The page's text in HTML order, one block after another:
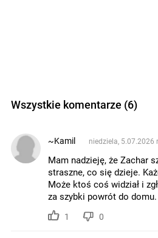
Wszystkie komentarze (6)
~Kamil niedziela, 5.07.2026
Mam nadzieję, że Zachar
straszne, co się dzieje.
Może ktoś coś widział i
za szybki powrót do domu.
1 0